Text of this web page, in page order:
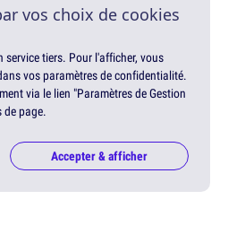
vos choix de cookies
tiers. Pour l'afficher, vous
vos paramètres de confidentialité.
via le lien "Paramètres de Gestion
de page.
Accepter & afficher